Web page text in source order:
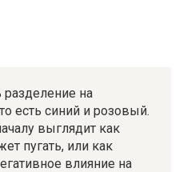
разделение на
есть синий и розовый.
выглядит как
пугать, или как
влияние на